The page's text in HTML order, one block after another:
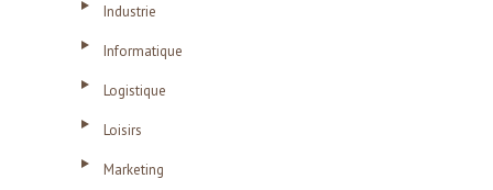
Industrie
Informatique
Logistique
Loisirs
Marketing